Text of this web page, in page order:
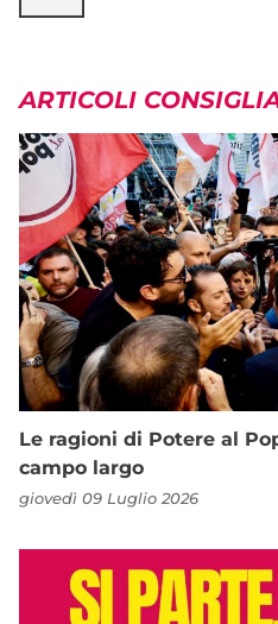
ARTICOLI
Le ragioni di Potere al
campo largo
giovedì 09 Luglio 2026